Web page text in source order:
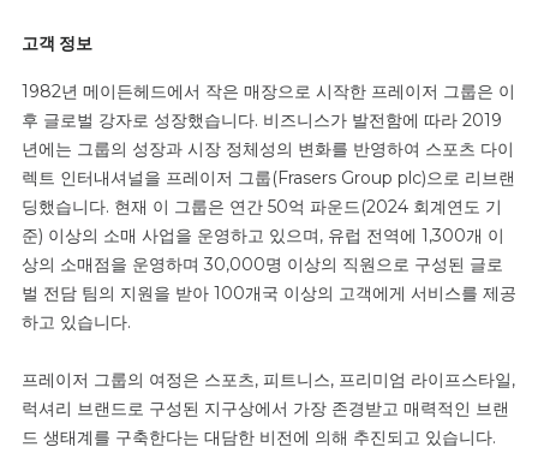
고객 정보
1982년 메이든헤드에서 작은 매장으로 시작한 프레이저 그룹은 이
후 글로벌 강자로 성장했습니다. 비즈니스가 발전함에 따라 2019
년에는 그룹의 성장과 시장 정체성의 변화를 반영하여 스포츠 다이
렉트 인터내셔널을 프레이저 그룹(Frasers Group plc)으로 리브랜
딩했습니다. 현재 이 그룹은 연간 50억 파운드(2024 회계연도 기
준) 이상의 소매 사업을 운영하고 있으며, 유럽 전역에 1,300개 이
상의 소매점을 운영하며 30,000명 이상의 직원으로 구성된 글로
벌 전담 팀의 지원을 받아 100개국 이상의 고객에게 서비스를 제공
하고 있습니다.
프레이저 그룹의 여정은 스포츠, 피트니스, 프리미엄 라이프스타일,
럭셔리 브랜드로 구성된 지구상에서 가장 존경받고 매력적인 브랜
드 생태계를 구축한다는 대담한 비전에 의해 추진되고 있습니다.